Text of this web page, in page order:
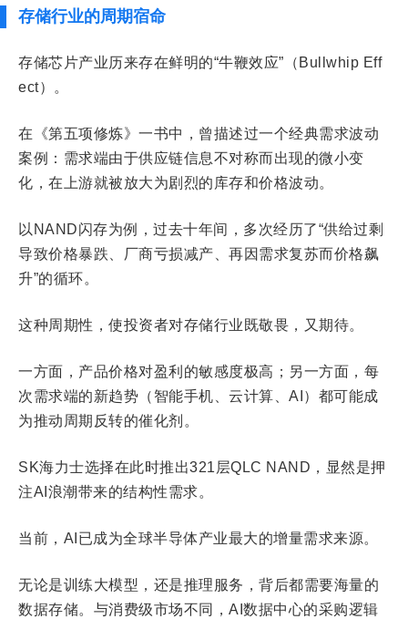
存储行业的周期宿命
存储芯片产业历来存在鲜明的“牛鞭效应”（Bullwhip Eff
ect）。
在《第五项修炼》一书中，曾描述过一个经典需求波动
案例：需求端由于供应链信息不对称而出现的微小变
化，在上游就被放大为剧烈的库存和价格波动。
以NAND闪存为例，过去十年间，多次经历了“供给过剩
导致价格暴跌、厂商亏损减产、再因需求复苏而价格飙
升”的循环。
这种周期性，使投资者对存储行业既敬畏，又期待。
一方面，产品价格对盈利的敏感度极高；另一方面，每
次需求端的新趋势（智能手机、云计算、AI）都可能成
为推动周期反转的催化剂。
SK海力士选择在此时推出321层QLC NAND，显然是押
注AI浪潮带来的结构性需求。
当前，AI已成为全球半导体产业最大的增量需求来源。
无论是训练大模型，还是推理服务，背后都需要海量的
数据存储。与消费级市场不同，AI数据中心的采购逻辑